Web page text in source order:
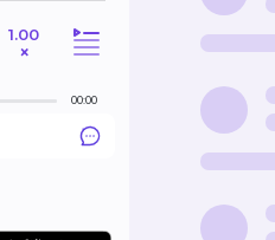
1.00
×
00:00